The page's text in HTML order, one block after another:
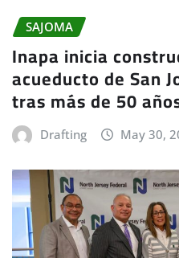
SAJOMA
Inapa inicia
acueducto de San
tras más de 50
Drafting May 30,